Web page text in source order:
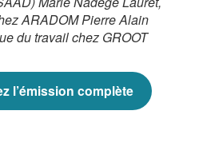
ARADOM Pierre Alain
du travail chez GROOT
l’émission complète